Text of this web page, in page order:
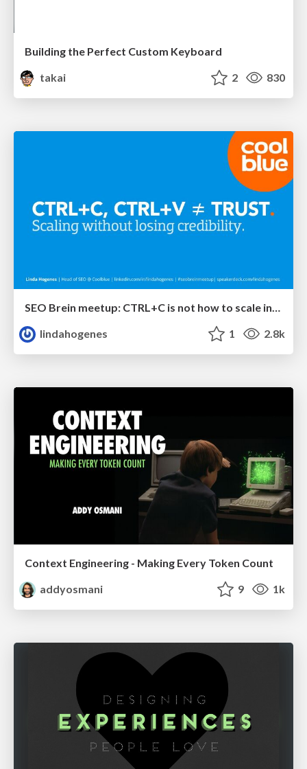
Building the Perfect Custom Keyboard
takai
2 830
lindahogenes
1 2.8k
Context Engineering - Making Every Token Count
addyosmani
9 1k